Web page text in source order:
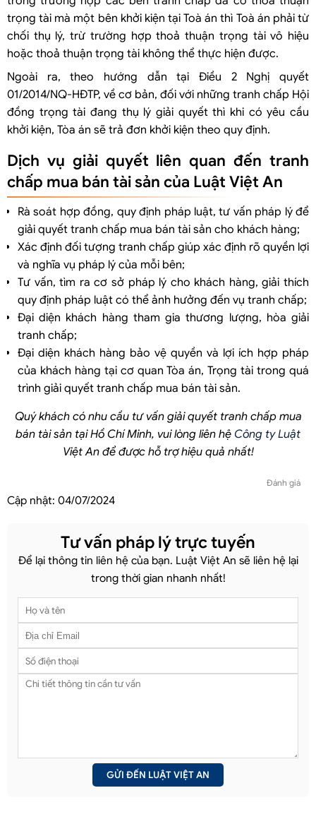
trọng tài mà một bên khởi kiện tại Toà án thì Toà án phải từ
chối thụ lý, trừ trường hợp thoả thuận trọng tài vô hiệu
hoặc thoả thuận trọng tài không thể thực hiện được.
Ngoài ra, theo hướng dẫn tại Điều 2 Nghị quyết
01/2014/NQ-HĐTP, về cơ bản, đối với những tranh chấp Hội
đồng trọng tài đang thụ lý giải quyết thì khi có yêu cầu
khởi kiện, Tòa án sẽ trả đơn khởi kiện theo quy định.
Dịch vụ giải quyết liên quan đến tranh
chấp mua bán tài sản của Luật Việt An
Rà soát hợp đồng, quy định pháp luật, tư vấn pháp lý để
giải quyết tranh chấp mua bán tài sản cho khách hàng;
Xác định đối tượng tranh chấp giúp xác định rõ quyền lợi
và nghĩa vụ pháp lý của mỗi bên;
Tư vấn, tìm ra cơ sở pháp lý cho khách hàng, giải thích
quy định pháp luật có thể ảnh hưởng đến vụ tranh chấp;
Đại diện khách hàng tham gia thương lượng, hòa giải
tranh chấp;
Đại diện khách hàng bảo vệ quyền và lợi ích hợp pháp
của khách hàng tại cơ quan Tòa án, Trọng tài trong quá
trình giải quyết tranh chấp mua bán tài sản.
Quý khách có nhu cầu tư vấn giải quyết tranh chấp mua
bán tài sản tại Hồ Chí Minh, vui lòng liên hệ Công ty Luật
Việt An để được hỗ trợ hiệu quả nhất!
Đánh giá
Cập nhật: 04/07/2024
Tư vấn pháp lý trực tuyến
Để lại thông tin liên hệ của bạn. Luật Việt An sẽ liên hệ lại
trong thời gian nhanh nhất!